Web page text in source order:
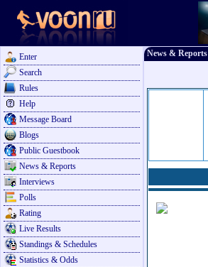
Enter
Search
Rules
Help
Message Board
Blogs
Public Guestbook
News & Reports
Interviews
Polls
Rating
Live Results
Standings & Schedules
Statistics & Odds
News & Reports